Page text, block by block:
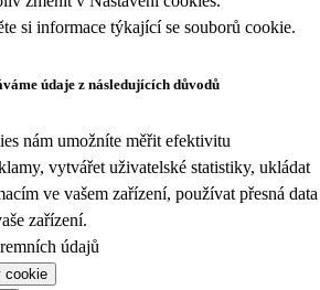
si informace týkající se souborů cookie.
údaje z následujících důvodů
nám umožníte měřit efektivitu
vytvářet uživatelské statistiky, ukládat
ve vašem zařízení, používat přesná data
zařízení.
údajů
cookie